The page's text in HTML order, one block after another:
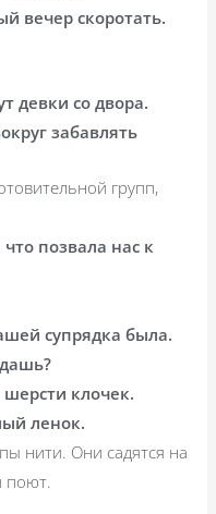
вечер скоротать.
девки со двора.
забавлять
групп,
позвала нас к
супрядка была.
клочек.
ленок.
нити. Они садятся на
поют.